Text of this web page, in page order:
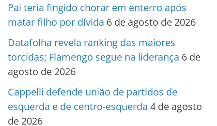
Pai teria fingido chorar em enterro após
matar filho por dívida 6 de agosto de 2026
Datafolha revela ranking das maiores
torcidas; Flamengo segue na liderança 6 de
agosto de 2026
Cappelli defende união de partidos de
esquerda e de centro-esquerda 4 de agosto
de 2026